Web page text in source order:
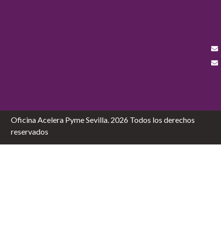
Oficina Acelera Pyme Sevilla. 2026 Todos los derechos
reservados